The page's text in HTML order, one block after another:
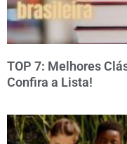
TOP 7: Melhores
Confira a Lista!